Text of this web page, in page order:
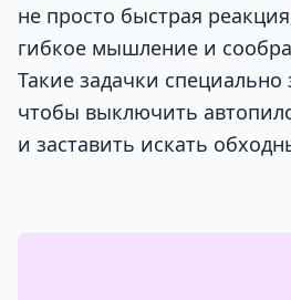
не просто быстрая
гибкое мышление и
Такие задачки специально
чтобы выключить
и заставить искать